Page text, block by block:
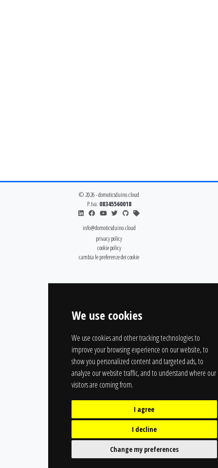
We use cookies
We use cookies and other tracking technologies to
improve your browsing experience on our website, to
show you personalized content and targeted ads, to
analyze our website traffic, and to understand where our
visitors are coming from.
I agree
I decline
Change my preferences
© 2026 - domoticsduino.cloud
P.Iva: 08345560018
info@domoticsduino.cloud
privacy policy
cookie policy
cambia le preferenze dei cookie